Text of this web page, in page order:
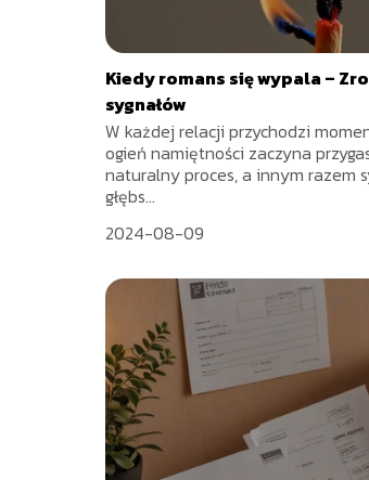
Kiedy romans się wypala –
sygnałów
W każdej relacji przychodzi
ogień namiętności zaczyna
naturalny proces, a innym razem
głębs...
2024-08-09